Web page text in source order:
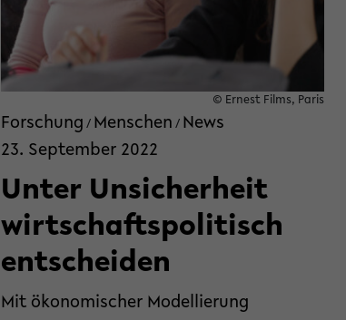
© Ernest Films, Paris
Forschung / Menschen / News
23. September 2022
Unter Unsicherheit
wirtschaftspolitisch
entscheiden
Mit ökonomischer Modellierung